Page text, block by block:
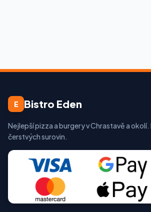
E Bistro Eden
Nejlepší pizza a burgery v Chrastavě a okolí.
čerstvých surovin.